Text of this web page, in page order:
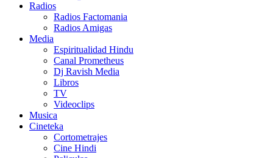
Radios
Radios Factomania
Radios Amigas
Media
Espiritualidad Hindu
Canal Prometheus
Dj Ravish Media
Libros
TV
Videoclips
Musica
Cineteka
Cortometrajes
Cine Hindi